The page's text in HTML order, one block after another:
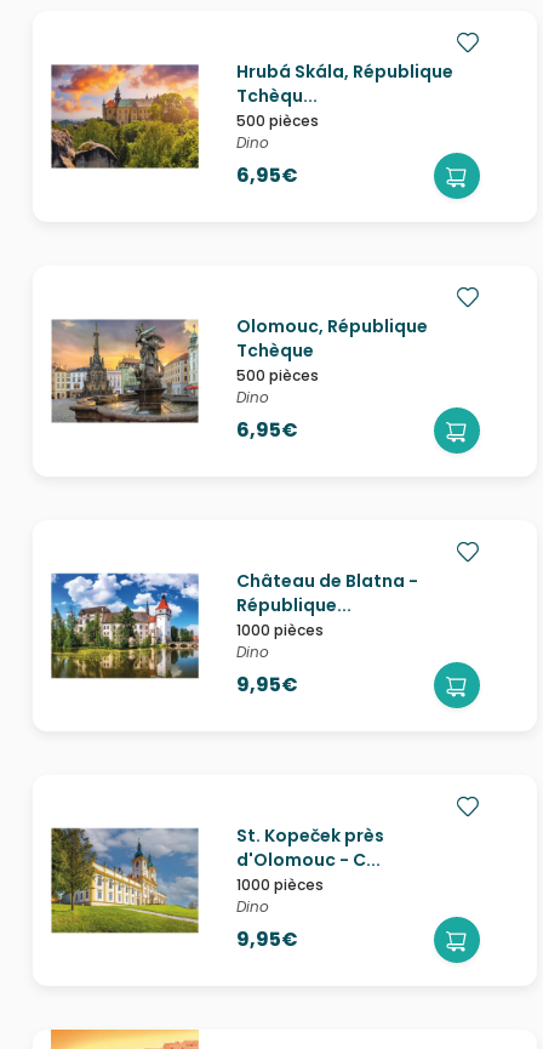
Hrubá Skála, République
Tchèqu...
500 pièces
Dino
6,95€
Olomouc, République
Tchèque
500 pièces
Dino
6,95€
Château de Blatna -
République...
1000 pièces
Dino
9,95€
St. Kopeček près
d'Olomouc - C...
1000 pièces
Dino
9,95€